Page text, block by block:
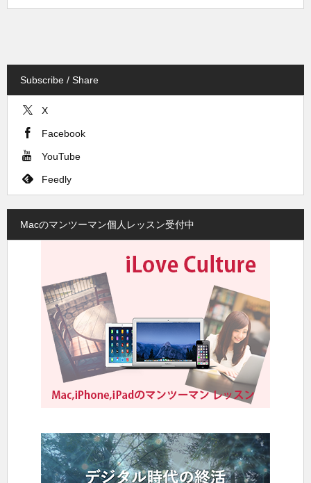
Subscribe / Share
X
Facebook
YouTube
Feedly
Macのマンツーマン個人レッスン受付中